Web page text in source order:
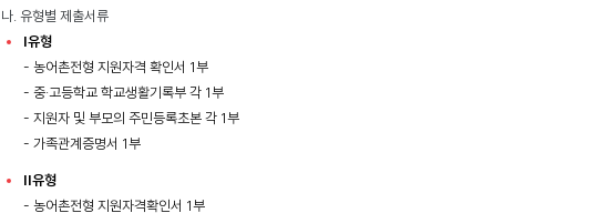
나. 유형별 제출서류
I유형
- 농어촌전형 지원자격 확인서 1부
- 중·고등학교 학교생활기록부 각 1부
- 지원자 및 부모의 주민등록초본 각 1부
- 가족관계증명서 1부
II유형
- 농어촌전형 지원자격확인서 1부